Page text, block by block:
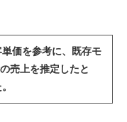
価を参考に、既存モ
売上を推定したと